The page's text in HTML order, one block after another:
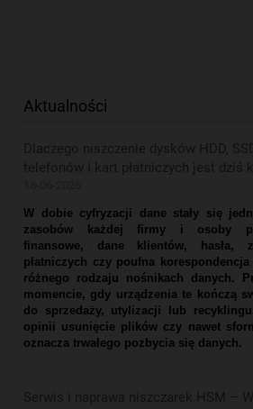
Aktualności
Dlaczego niszczenie dysków HDD,
telefonów i kart płatniczych jest dziś
W dobie cyfryzacji dane stały się
zasobów każdej firmy i osoby
finansowe, dane klientów, hasła,
płatniczych czy poufna
różnego rodzaju nośnikach danych.
momencie, gdy urządzenia te kończą
do sprzedaży, utylizacji lub
opinii usunięcie plików czy nawet
oznacza trwałego pozbycia się danych.
Serwis i naprawa niszczarek HSM –